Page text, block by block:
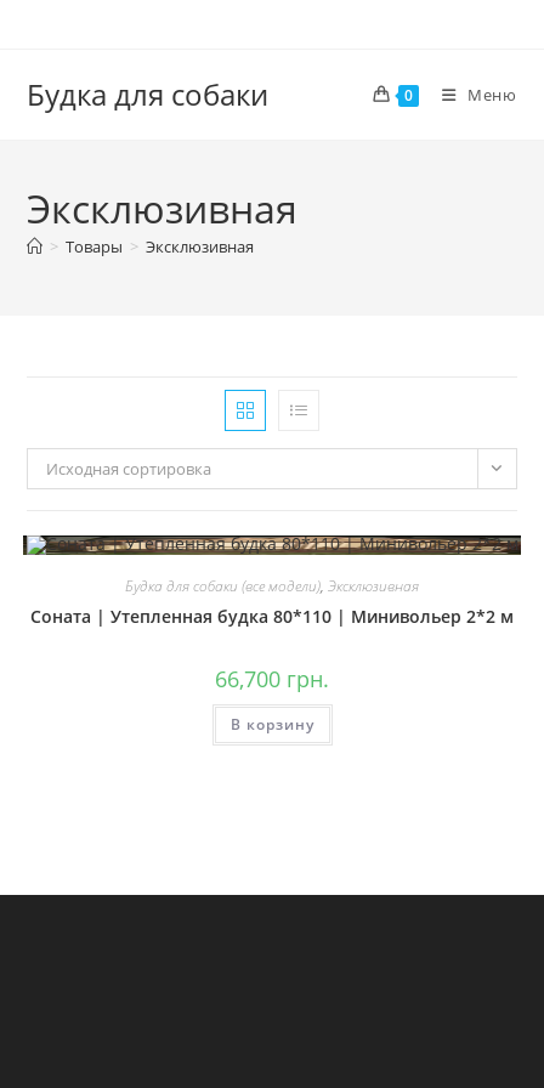
Будка для собаки 0 Меню
Эксклюзивная
> Товары > Эксклюзивная
Исходная сортировка
Будка для собаки (все модели), Эксклюзивная
Соната | Утепленная будка 80*110 | Минивольер 2*2 м
66,700 грн.
В корзину